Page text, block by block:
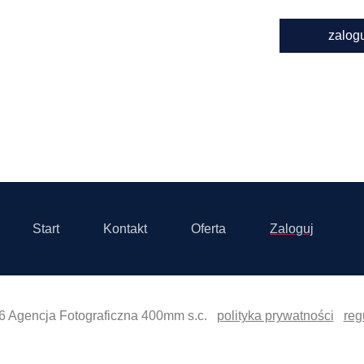
Start Kontakt Oferta Zaloguj
Agencja Fotograficzna 400mm s.c. polityka prywatności